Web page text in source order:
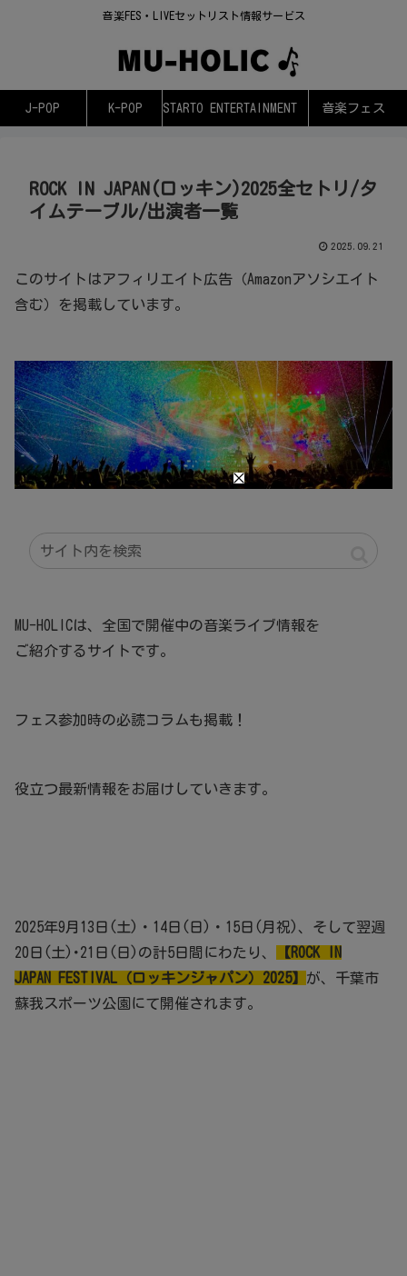
音楽FES・LIVEセットリスト情報サービス
J-POP K-POP STARTO ENTERTAINMENT 音楽フェス
ROCK IN JAPAN(ロッキン)2025全セトリ/タ
イムテーブル/出演者一覧
2025.09.21
このサイトはアフィリエイト広告（Amazonアソシエイト
含む）を掲載しています。
MU-HOLICは、全国で開催中の音楽ライブ情報を
ご紹介するサイトです。
フェス参加時の必読コラムも掲載！
役立つ最新情報をお届けしていきます。
2025年9月13日(土)・14日(日)・15日(月祝)、そして翌週
20日(土)･21日(日)の計5日間にわたり、
【ROCK IN
JAPAN FESTIVAL（ロッキンジャパン）2025】 が、千葉市
蘇我スポーツ公園にて開催されます。